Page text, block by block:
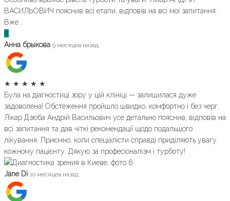
ВАСИЛЬОВИЧ пояснив всі етапи, відповів на всі мої запитання.
Вже...
А
Анна брыкова 9 месяцев назад
★ ★ ★ ★ ★
Була на діагностиці зору у цій клініці — залишилася дуже
задоволена! Обстеження пройшло швидко, комфортно і без черг.
Лікар Дзюба Андрій Васильович усе детально пояснив, відповів на
всі запитання та дав чіткі рекомендації щодо подальшого
лікування. Приємно, коли спеціалісти справді приділяють увагу
кожному пацієнту. Дякую за професіоналізм і турботу!
Jane Di 10 месяцев назад